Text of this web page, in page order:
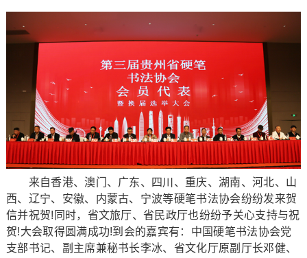
来自香港、澳门、广东、四川、重庆、湖南、河北、山
西、辽宁、安徽、内蒙古、宁波等硬笔书法协会纷纷发来贺
信并祝贺!同时，省文旅厅、省民政厅也纷纷予关心支持与祝
贺!大会取得圆满成功!到会的嘉宾有：中国硬笔书法协会党
支部书记、副主席兼秘书长李冰、省文化厅原副厅长邓健、